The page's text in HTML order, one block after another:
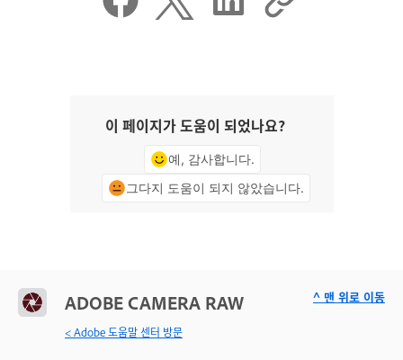
이 페이지가 도움이 되었나요?
예, 감사합니다.
그다지 도움이 되지 않았습니다.
ADOBE CAMERA RAW
< Adobe 도움말 센터 방문
^ 맨 위로 이동